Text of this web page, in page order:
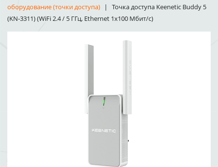
оборудование (точки доступа)
Точка доступа Keenetic Buddy 5
(KN-3311) (WiFi 2.4 / 5 ГГц, Ethernet 1x100 Мбит/с)